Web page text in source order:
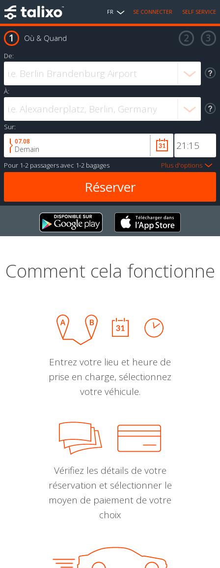
FR SE CONNECTER SELF SERVICE
Où & Quand
De:
À:
Sur:
07.08
Demain
Pour 1-2 passagersavec 1-2 bagages Plus d'options
Comment cela fonctionne
Entrez votre lieu et heure de
prise en charge, sélectionnez
votre véhicule.
Vérifiez les détails de votre
réservation et sélectionner le
moyen de paiement de votre
choix